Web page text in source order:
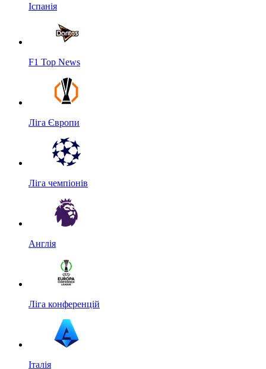
Іспанія
F1 Top News
Ліга Європи
Ліга чемпіонів
Англія
Ліга конференцій
Італія